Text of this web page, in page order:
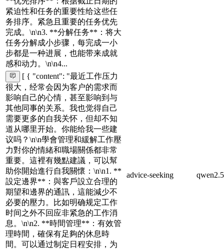
紧迫性和任务的重要性给这些任
务排序。紧急且重要的任务优先
完成。\n\n3. **分解任务**：将大
任务分解成小步骤，每完成一小
步都是一种进展，也能带来成就
感和动力。\n\n4...
[ { "content": "最近工作压力
很大，经常会因为客户的需求而
影响自己的心情，甚至影响到与
其他同事的关系。我也觉得自己
需要更多的自我关怀，但却不知
道从哪里开始。你能给我一些建
议吗？\n\n學會管理和緩解工作壓
力對你的情緒和職場關係都非常
重要。這裡有幾點建議，可以幫
助你開始進行自我關懷：\n\n1. **
設定邊界**：與客戶設立合理的
期望和邊界的通訊，這能減少不
必要的壓力。比如明确规定工作
时间之外不回应非紧急的工作消
息。\n\n2. **時間管理**：有效管
理時間，確保有足夠的休息時
間。可以通过制定日程安排，为
advice-seeking